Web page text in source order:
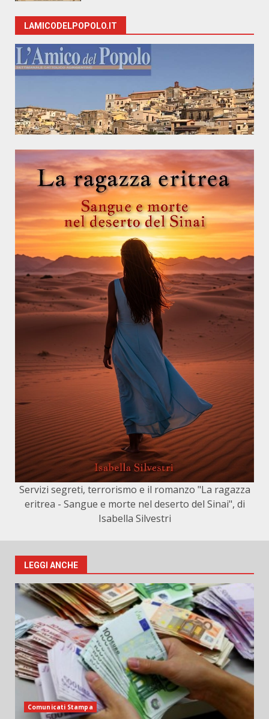
LAMICODELPOPOLO.IT
Servizi segreti, terrorismo e il romanzo "La ragazza
eritrea - Sangue e morte nel deserto del Sinai", di
Isabella Silvestri
LEGGI ANCHE
Comunicati Stampa